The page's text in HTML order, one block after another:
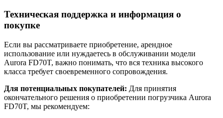
Техническая поддержка и информация о
покупке
Если вы рассматриваете приобретение, арендное
использование или нуждаетесь в обслуживании модели
Aurora FD70T, важно понимать, что вся техника высокого
класса требует своевременного сопровождения.
Для потенциальных покупателей: Для принятия
окончательного решения о приобретении погрузчика Aurora
FD70T, мы рекомендуем: